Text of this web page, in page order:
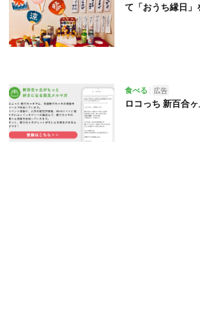
て「おうち縁日」
食べる 広告
ロコっち 新百合